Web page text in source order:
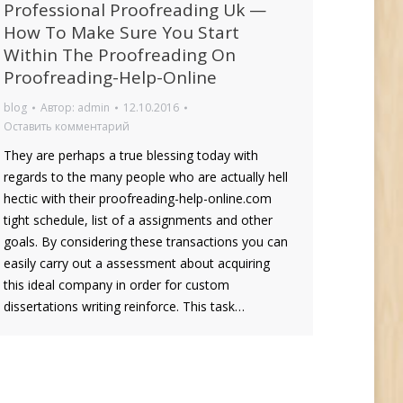
Professional Proofreading Uk —
How To Make Sure You Start
Within The Proofreading On
Proofreading-Help-Online
blog Автор: admin
12.10.2016
Оставить комментарий
They are perhaps a true blessing today with
regards to the many people who are actually hell
hectic with their proofreading-help-online.com
tight schedule, list of a assignments and other
goals. By considering these transactions you can
easily carry out a assessment about acquiring
this ideal company in order for custom
dissertations writing reinforce. This task…